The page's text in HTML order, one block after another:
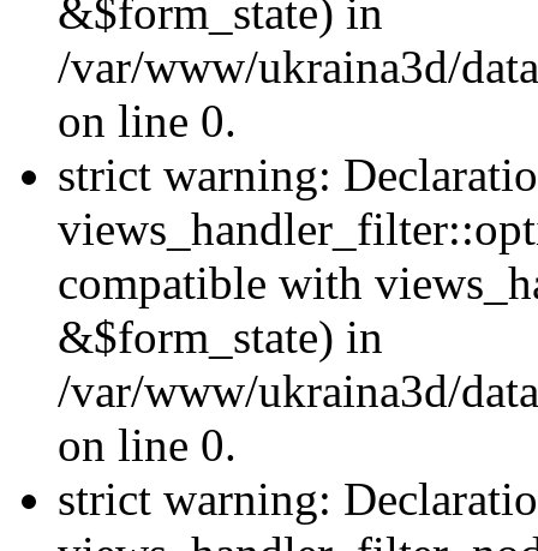
&$form_state) in
/var/www/ukraina3d/
on line 0.
strict warning:
compatible with
&$form_state) in
/var/www/ukraina3d/
on line 0.
strict warning: